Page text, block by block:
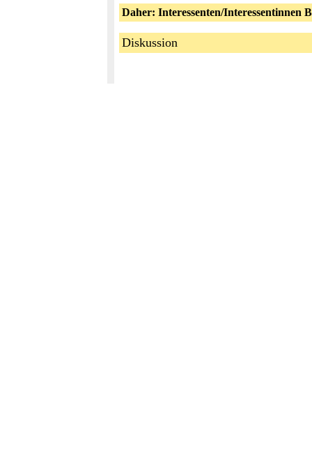
Daher: Interessenten/
Diskussion